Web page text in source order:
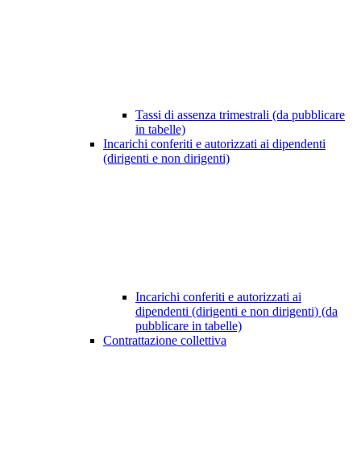
Tassi di assenza trimestrali (da pubblicare
in tabelle)
Incarichi conferiti e autorizzati ai dipendenti
(dirigenti e non dirigenti)
Incarichi conferiti e autorizzati ai
dipendenti (dirigenti e non dirigenti) (da
pubblicare in tabelle)
Contrattazione collettiva